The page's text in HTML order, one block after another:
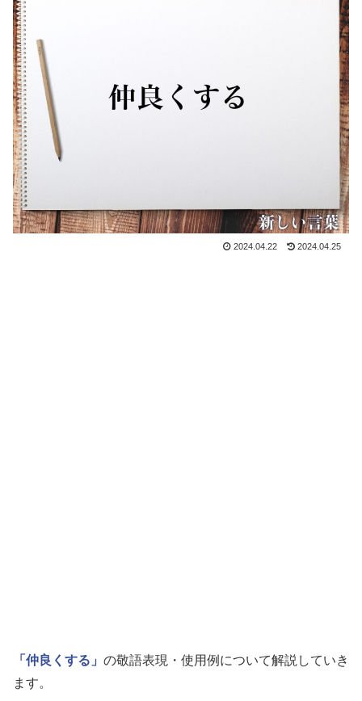
2024.04.22 2024.04.25
「仲良くする」 の敬語表現・使用例について解説していき
ます。